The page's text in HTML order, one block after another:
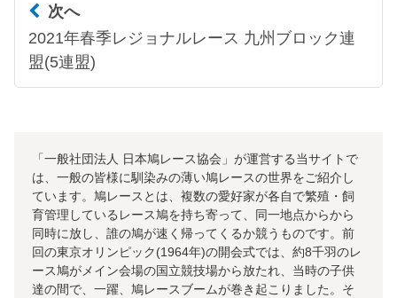
次へ
2021年春季レジョナルレース 九州ブロック連
盟(5連盟)
「一般社団法人 日本鳩レース協会」が運営する当サイトで
は、一般の皆様に馴染みの薄い鳩レースの世界をご紹介し
ています。鳩レースとは、複数の愛好家が各自で繁殖・飼
育管理しているレース鳩を持ち寄って、同一地点からから
同時に放し、誰の鳩が速く帰ってくるか競うものです。前
回の東京オリンピック(1964年)の開会式では、約8千羽のレ
ース鳩がメイン会場の国立競技場から放たれ、当時の子供
達の間で、一躍、鳩レースブームが巻き起こりました。そ